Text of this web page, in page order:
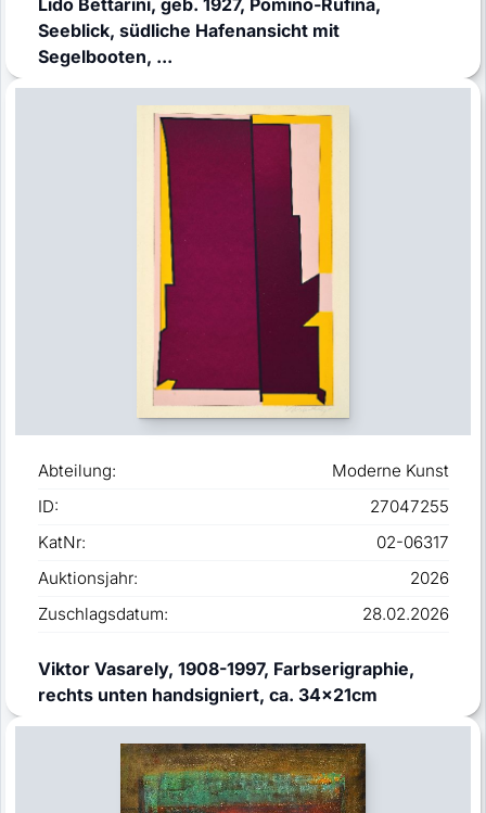
Lido Bettarini, geb. 1927, Pomino-Rufina,
Seeblick, südliche Hafenansicht mit
Segelbooten, ...
Abteilung:
Moderne Kunst
ID:
27047255
KatNr:
02-06317
Auktionsjahr:
2026
Zuschlagsdatum:
28.02.2026
Viktor Vasarely, 1908-1997, Farbserigraphie,
rechts unten handsigniert, ca. 34x21cm